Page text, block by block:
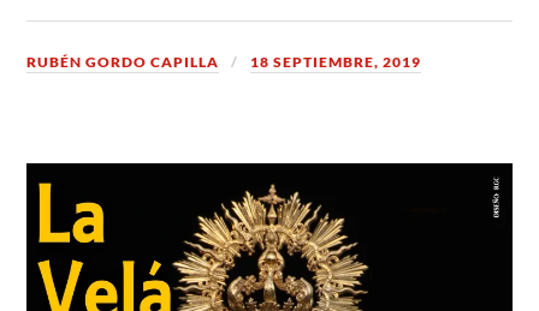
RUBÉN GORDO CAPILLA 18 SEPTIEMBRE, 2019